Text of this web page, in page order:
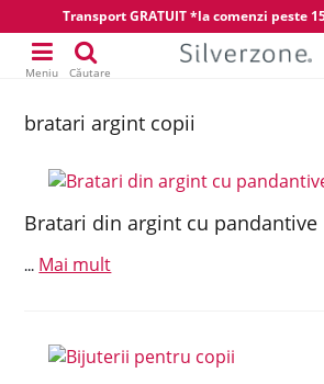
Transport GRATUIT *la comenzi peste
Meniu Căutare
bratari argint copii
Bratari din argint cu pandantive
... Mai mult